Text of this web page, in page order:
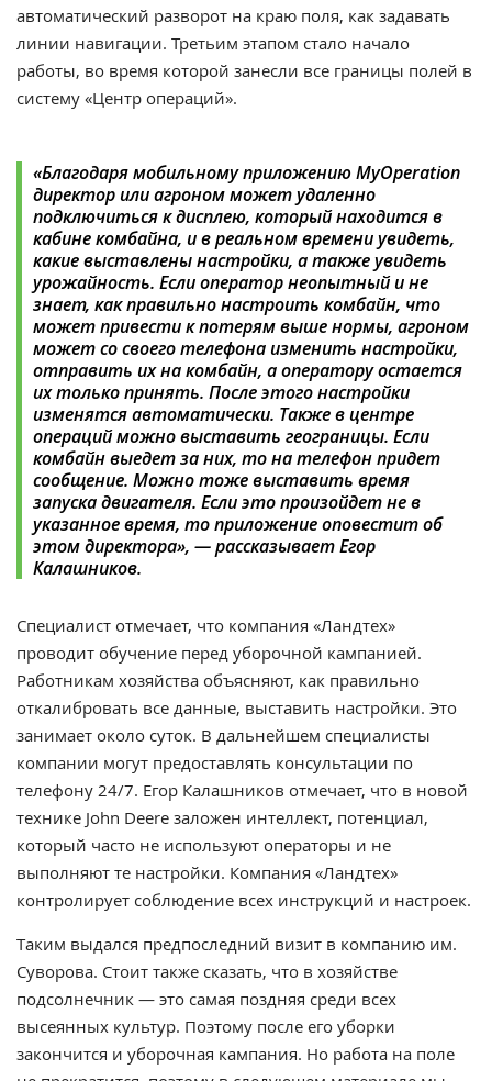
автоматический разворот на краю поля, как задавать
линии навигации. Третьим этапом стало начало
работы, во время которой занесли все границы полей в
систему «Центр операций».
«Благодаря мобильному приложению MyOperation
директор или агроном может удаленно
подключиться к дисплею, который находится в
кабине комбайна, и в реальном времени увидеть,
какие выставлены настройки, а также увидеть
урожайность. Если оператор неопытный и не
знает, как правильно настроить комбайн, что
может привести к потерям выше нормы, агроном
может со своего телефона изменить настройки,
отправить их на комбайн, а оператору остается
их только принять. После этого настройки
изменятся автоматически. Также в центре
операций можно выставить геограницы. Если
комбайн выедет за них, то на телефон придет
сообщение. Можно тоже выставить время
запуска двигателя. Если это произойдет не в
указанное время, то приложение оповестит об
этом директора», — рассказывает Егор
Калашников.
Специалист отмечает, что компания «Ландтех»
проводит обучение перед уборочной кампанией.
Работникам хозяйства объясняют, как правильно
откалибровать все данные, выставить настройки. Это
занимает около суток. В дальнейшем специалисты
компании могут предоставлять консультации по
телефону 24/7. Егор Калашников отмечает, что в новой
технике John Deere заложен интеллект, потенциал,
который часто не используют операторы и не
выполняют те настройки. Компания «Ландтех»
контролирует соблюдение всех инструкций и настроек.
Таким выдался предпоследний визит в компанию им.
Суворова. Стоит также сказать, что в хозяйстве
подсолнечник — это самая поздняя среди всех
высеянных культур. Поэтому после его уборки
закончится и уборочная кампания. Но работа на поле